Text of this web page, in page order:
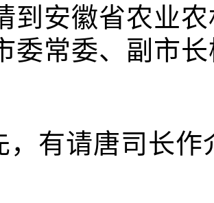
到安徽省农业
委常委、副市
，有请唐司长作